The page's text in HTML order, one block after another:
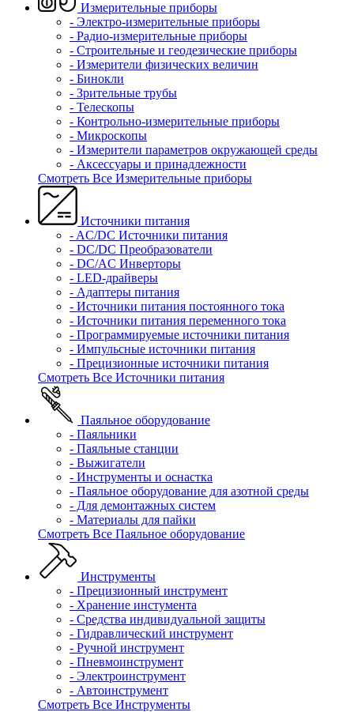
Измерительные приборы
- Электро-измерительные приборы
- Радио-измерительные приборы
- Строительные и геодезические приборы
- Измерители физических величин
- Бинокли
- Зрительные трубы
- Телескопы
- Контрольно-измерительные приборы
- Микроскопы
- Измерители параметров окружающей среды
- Аксессуары и принадлежности
Смотреть Все Измерительные приборы
Источники питания
- AC/DC Источники питания
- DC/DC Преобразователи
- DC/AC Инверторы
- LED-драйверы
- Адаптеры питания
- Источники питания постоянного тока
- Источники питания переменного тока
- Программируемые источники питания
- Импульсные источники питания
- Прецизионные источники питания
Смотреть Все Источники питания
Паяльное оборудование
- Паяльники
- Паяльные станции
- Выжигатели
- Инструменты и оснастка
- Паяльное оборудование для азотной среды
- Для демонтажных систем
- Материалы для пайки
Смотреть Все Паяльное оборудование
Инструменты
- Прецизионный инструмент
- Хранение инстумента
- Средства индивидуальной защиты
- Гидравлический инструмент
- Ручной инструмент
- Пневмоинструмент
- Электроинструмент
- Автоинструмент
Смотреть Все Инструменты